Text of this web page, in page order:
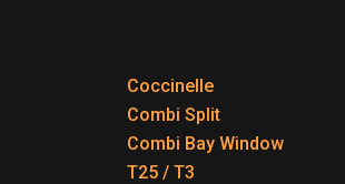
Coccinelle
Combi Split
Combi Bay Window
T25 / T3